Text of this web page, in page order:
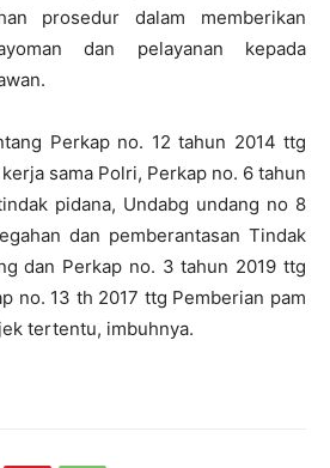
prosedur dalam memberikan
dan pelayanan kepada
Perkap no. 12 tahun 2014 ttg
sama Polri, Perkap no. 6 tahun
pidana, Undabg undang no 8
dan pemberantasan Tindak
dan Perkap no. 3 tahun 2019 ttg
no. 13 th 2017 ttg Pemberian pam
tertentu, imbuhnya.